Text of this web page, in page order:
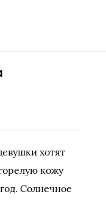
хотят
кожу
Солнечное